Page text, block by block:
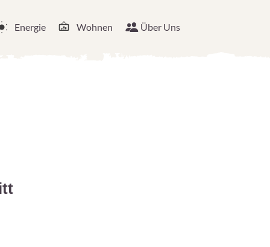
Energie Wohnen Über Uns